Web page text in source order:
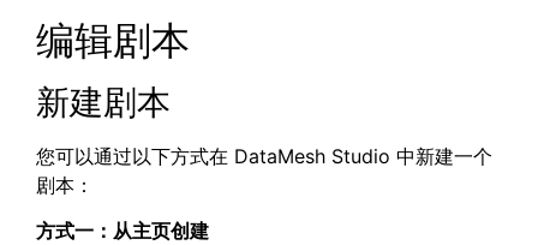
编辑剧本
新建剧本
您可以通过以下方式在 DataMesh Studio 中新建一个
剧本：
方式一：从主页创建